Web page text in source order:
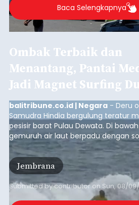
Baca Selengkapnya
Ombak Terbaik dan
Menantang, Pantai
Jadi Magnet Surfing
balitribune.co.id | Negara - Deru
Samudra Hindia bergulung teratur
pesisir barat Pulau Dewata. Di
gemuruh air laut berpadu dengan
penonton yang memadati Pantai
Kecamatan Pekutatan pada
Ratusan peselancar dari berbagai
nusantara berkompetisi
terbaik dan menantang.
Jembrana
Submitted bycontributoron Sun, 08/